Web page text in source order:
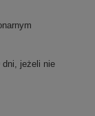
dni, jeżeli nie